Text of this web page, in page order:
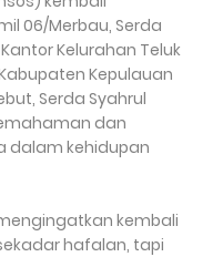
06/Merbau, Serda
Kelurahan Teluk
Kepulauan
Serda Syahrul
dan
dalam kehidupan
kembali
hafalan, tapi